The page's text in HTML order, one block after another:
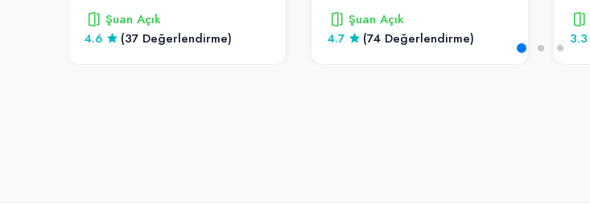
Şuan Açık
4.6
(37 Değerlendirme)
Şuan Açık
4.7
(74 Değerlendirme)
3.3